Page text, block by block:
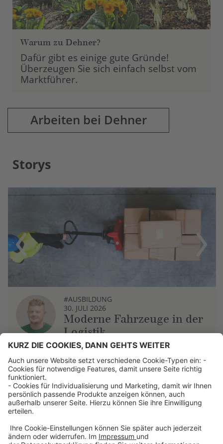
Warum zu Dehner?
Dafür gibt es einige gute Gründe!
Überzeugen Sie sich einfach selbst vom
Marktführer.
Arbeiten bei Dehner
Storys
Previous
#AUSBILDUNG
30. JULI 2026
Moderne Fahrzeuge in der
Logistik
Next